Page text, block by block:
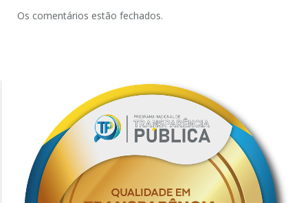
Os comentários estão fechados.